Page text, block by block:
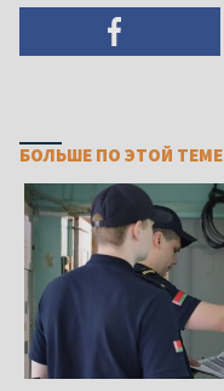
БОЛЬШЕ ПО ЭТОЙ ТЕМЕ